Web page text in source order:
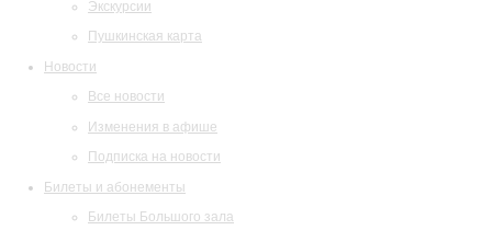
Экскурсии
Пушкинская карта
Новости
Все новости
Изменения в афише
Подписка на новости
Билеты и абонементы
Билеты Большого зала